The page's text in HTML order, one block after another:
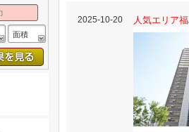
2025-10-20 人気エリア
面積